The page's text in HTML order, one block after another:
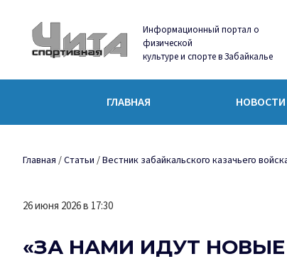
Информационный портал о
физической
культуре и спорте в Забайкалье
ГЛАВНАЯ НОВОСТИ
Главная /Статьи /Вестник забайкальского казачьего
26 июня 2026 в 17:30
«ЗА НАМИ ИДУТ